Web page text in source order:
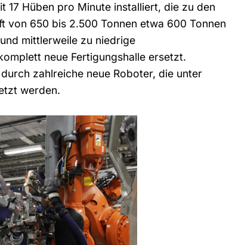
17 Hüben pro Minute installiert, die zu den
von 650 bis 2.500 Tonnen etwa 600 Tonnen
mittlerweile zu niedrige
neue Fertigungshalle ersetzt.
zahlreiche neue Roboter, die unter
werden.